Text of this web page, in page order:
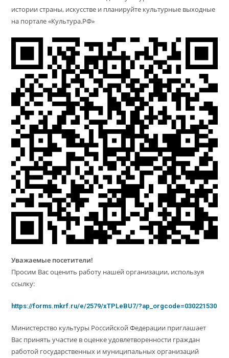
истории страны, искусстве и планируйте культурные выходные
на портале «Культура.РФ»
Уважаемые посетители!
Просим Вас оценить работу нашей организации, используя
ссылку:
https://forms.mkrf.ru/e/2579/xTPLeBU7/?ap_orgcode=030221530
Министерство культуры Российской Федерации приглашает
Вас принять участие в оценке удовлетворенности граждан
работой государственных и муниципальных организаций